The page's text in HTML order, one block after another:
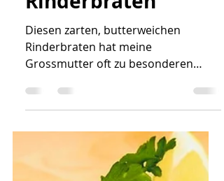
3 Min. Lesezeit
Zarter
Rinderbraten
Rinderbraten hat meine
Grossmutter oft zu besonderen
Anlässen gekocht. Die Vorfreude war